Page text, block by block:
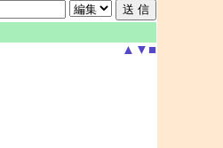
▲ ▼ ■